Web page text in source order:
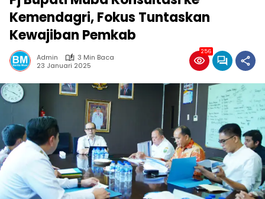
Kemendagri, Fokus Tuntaskan
Kewajiban Pemkab
Admin
3 Min Baca
23 Januari 2025
256